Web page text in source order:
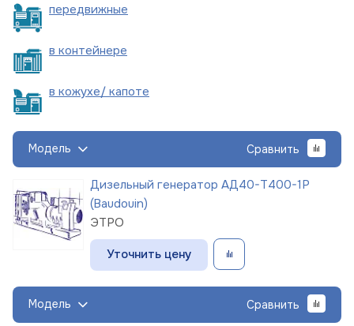
передвижные
в контейнере
в кожухе/ капоте
Модель Сравнить
Дизельный генератор АД40-Т400-1Р
(Baudouin)
ЭТРО
Уточнить цену
Модель Сравнить